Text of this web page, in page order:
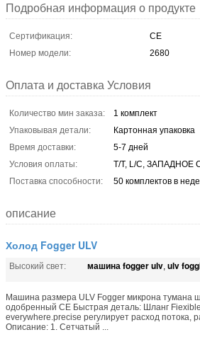
Подробная информация о продукте
Сертификация:
CE
Номер модели:
2680
Оплата и доставка Условия
Количество мин заказа:
1 комплект
Упаковывая детали:
Картонная упаковка
Время доставки:
5-7 дней
Условия оплаты:
T/T, L/C, ЗАПАДНОЕ
Поставка способности:
50 комплектов в
описание
Холод Fogger ULV
Высокий свет: машина fogger ulv, ulv
Машина размера ULV Fogger микрона тумана
одобренный CE Быстрая деталь: Шланг
everywhere.precise регулирует расход потока,
Описание: 1. Сетчатый ...